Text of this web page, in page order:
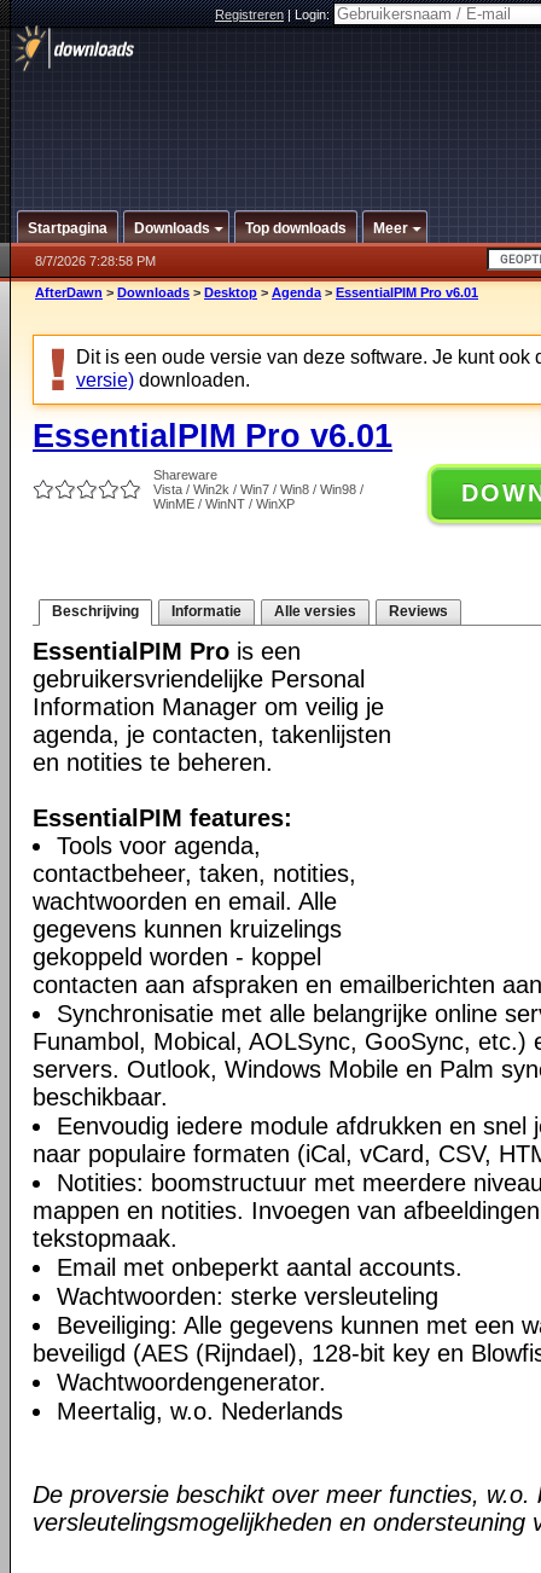
Registreren|Login:
Startpagina Downloads Top downloads Meer
8/7/2026 7:28:58 PM
AfterDawn > Downloads > Desktop > Agenda > EssentialPIM Pro v6.01
Dit is een oude versie van deze software. Je kunt ook
versie) downloaden.
EssentialPIM Pro v6.01
Shareware
Vista / Win2k / Win7 / Win8 / Win98 /
WinME / WinNT / WinXP
Beschrijving Informatie Alle versies Reviews
EssentialPIM Pro is een
gebruikersvriendelijke Personal
Information Manager om veilig je
agenda, je contacten, takenlijsten
en notities te beheren.
EssentialPIM features:
Tools voor agenda,
contactbeheer, taken, notities,
wachtwoorden en email. Alle
gegevens kunnen kruizelings
gekoppeld worden - koppel
contacten aan afspraken en emailberichten
Synchronisatie met alle belangrijke online
Funambol, Mobical, AOLSync, GooSync, etc.)
servers. Outlook, Windows Mobile en Palm
beschikbaar.
Eenvoudig iedere module afdrukken en snel
naar populaire formaten (iCal, vCard, CSV,
Notities: boomstructuur met meerdere
mappen en notities. Invoegen van
tekstopmaak.
Email met onbeperkt aantal accounts.
Wachtwoorden: sterke versleuteling
Beveiliging: Alle gegevens kunnen met een
beveiligd (AES (Rijndael), 128-bit key en
Wachtwoordengenerator.
Meertalig, w.o. Nederlands
De proversie beschikt over meer functies, w.o.
versleutelingsmogelijkheden en ondersteuning